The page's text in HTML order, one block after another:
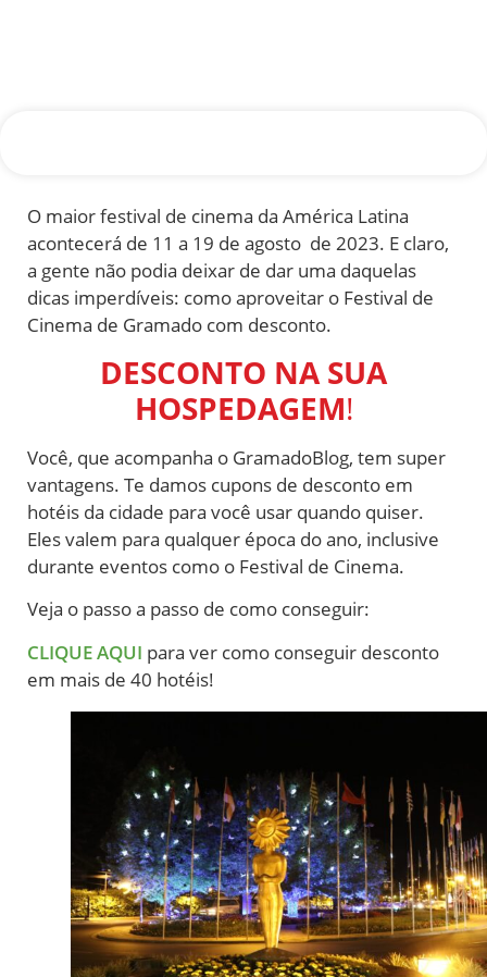
O maior festival de cinema da América Latina
acontecerá de 11 a 19 de agosto de 2023. E claro,
a gente não podia deixar de dar uma daquelas
dicas imperdíveis: como aproveitar o Festival de
Cinema de Gramado com desconto.
DESCONTO NA SUA
HOSPEDAGEM!
Você, que acompanha o GramadoBlog, tem super
vantagens. Te damos cupons de desconto em
hotéis da cidade para você usar quando quiser.
Eles valem para qualquer época do ano, inclusive
durante eventos como o Festival de Cinema.
Veja o passo a passo de como conseguir:
CLIQUE AQUI para ver como conseguir desconto
em mais de 40 hotéis!